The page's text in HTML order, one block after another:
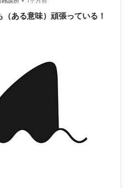
ある意味）頑張っている！